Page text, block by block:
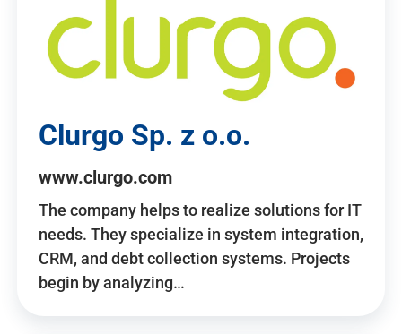
Clurgo Sp. z o.o.
www.clurgo.com
The company helps to realize solutions for IT
needs. They specialize in system integration,
CRM, and debt collection systems. Projects
begin by analyzing…